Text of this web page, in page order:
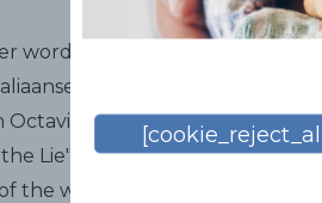
worden in het honderdjarige
"Stranizza de Amouri", "A
Octavia Spence, "Made on
Lie". Ook zal de
the wardrobe", die het verhaal